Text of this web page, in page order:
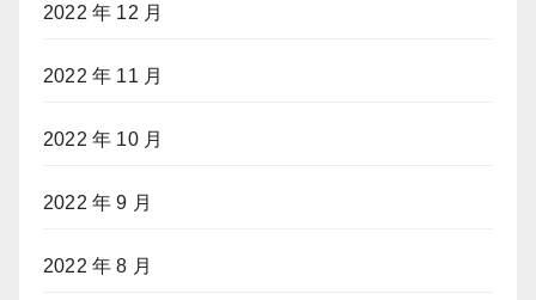
2022 年 12 月
2022 年 11 月
2022 年 10 月
2022 年 9 月
2022 年 8 月